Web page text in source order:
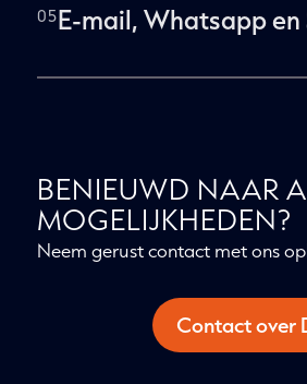
E-mail, Whatsapp en
BENIEUWD NAAR
MOGELIJKHEDEN?
Neem gerust contact met ons
Contact over